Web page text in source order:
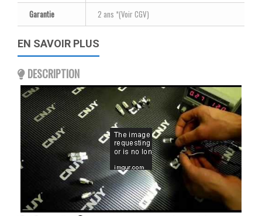
Garantie
2 ans *(Voir CGV)
EN SAVOIR PLUS
DESCRIPTION